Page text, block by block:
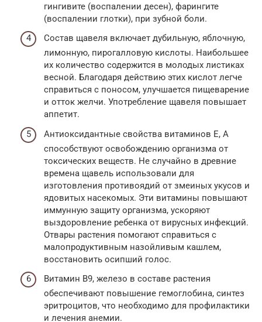
гингивите (воспалении десен), фарингите
(воспалении глотки), при зубной боли.
Состав щавеля включает дубильную, яблочную,
лимонную, пирогалловую кислоты. Наибольшее
их количество содержится в молодых листиках
весной. Благодаря действию этих кислот легче
справиться с поносом, улучшается пищеварение
и отток желчи. Употребление щавеля повышает
аппетит.
Антиоксидантные свойства витаминов Е, А
способствуют освобождению организма от
токсических веществ. Не случайно в древние
времена щавель использовали для
изготовления противоядий от змеиных укусов и
ядовитых насекомых. Эти витамины повышают
иммунную защиту организма, ускоряют
выздоровление ребенка от вирусных инфекций.
Отвары растения помогают справиться с
малопродуктивным назойливым кашлем,
восстановить осипший голос.
Витамин В9, железо в составе растения
обеспечивают повышение гемоглобина, синтез
эритроцитов, что необходимо для профилактики
и лечения анемии.